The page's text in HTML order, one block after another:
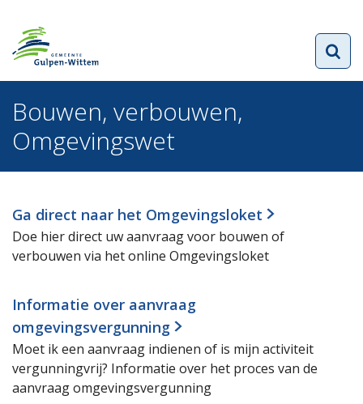
Bouwen, verbouwen,
Omgevingswet
Ga direct naar het Omgevingsloket
Doe hier direct uw aanvraag voor bouwen of
verbouwen via het online Omgevingsloket
Informatie over aanvraag
omgevingsvergunning
Moet ik een aanvraag indienen of is mijn activiteit
vergunningvrij? Informatie over het proces van de
aanvraag omgevingsvergunning